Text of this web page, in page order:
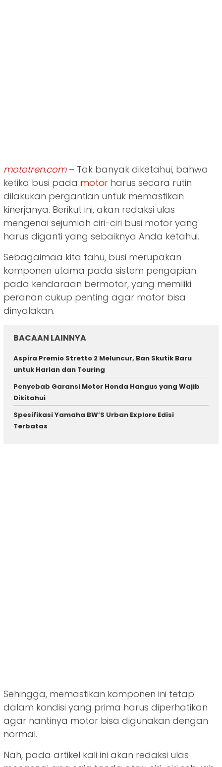
mototren.com– Tak banyak diketahui, bahwa
ketika busi pada motor harus secara rutin
dilakukan pergantian untuk memastikan
kinerjanya. Berikut ini, akan redaksi ulas
mengenai sejumlah ciri-ciri busi motor yang
harus diganti yang sebaiknya Anda ketahui.
Sebagaimaa kita tahu, busi merupakan
komponen utama pada sistem pengapian
pada kendaraan bermotor, yang memiliki
peranan cukup penting agar motor bisa
dinyalakan.
BACAAN LAINNYA
Aspira Premio Stretto 2 Meluncur, Ban Skutik Baru
untuk Harian dan Touring
Penyebab Garansi Motor Honda Hangus yang Wajib
Dikitahui
Spesifikasi Yamaha BW’S Urban Explore Edisi
Terbatas
Sehingga, memastikan komponen ini tetap
dalam kondisi yang prima harus diperhatikan
agar nantinya motor bisa digunakan dengan
normal.
Nah, pada artikel kali ini akan redaksi ulas